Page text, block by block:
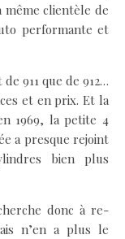
même clientèle de
performante et
911 que de 912…
et en prix. Et la
1969, la petite 4
a presque rejoint
bien plus
donc à re-
n’en a plus le